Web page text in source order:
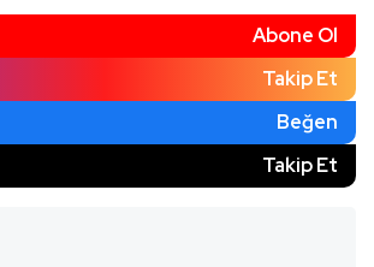
Abone Ol
Takip Et
Beğen
Takip Et